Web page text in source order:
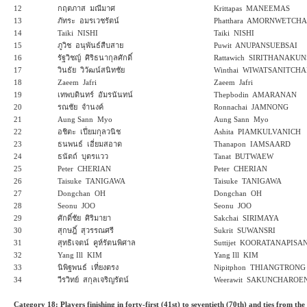
12 กฤตภาส มณีมาศ
Krittapas MANEEMAS
13
ภัทระ อมรเวชรัตน์
Phatthara
14
Taiki NISHI
Taiki NISHI
15
ภูวิช อนุพันธ์สืบสาย
Puwit ANUPANSUEBSAI
16
รัฐวิชญ์ ศิริธนากุลศักดิ์
Rattawich
17
วินธัย วิวัฒน์สนิทชัย
Winthai
18
Zaeem Jafri
Zaeem Jafri
19
เทพบดินทร์ อัมรนันทน์
Thepbodin AMARANAN
20
รณชัย จำนงค์
Ronnachai JAMNONG
21
Aung Sann Myo
Aung Sann Myo
22
อชิตะ เปี่ยมกุลวนิช
Ashita PIAMKULVANICH
23
ธนพนธ์ เอี่ยมสอาด
Thanapon IAMSAARD
24
ธนัตถ์ บุตรแวว
Tanat BUTWAEW
25
Peter CHERIAN
Peter CHERIAN
26
Taisuke TANIGAWA
Taisuke TANIGAWA
27
Dongchan OH
Dongchan OH
28
Seonu JOO
Seonu JOO
29
ศักดิ์ชัย ศิริมายา
Sakchai SIRIMAYA
30
สุกษฎิ์ สุวรรณศรี
Sukrit SUWANSRI
31
สุทธิเจตน์ คูห์รัตนพิศาล
Suttijet
32
Yang Ill KIM
Yang Ill KIM
33
นิพิฐพนธ์ เที่ยงตรง
Nipitphon THIANGTRONG
34
วีรวิทย์ สกุลเจริญรัตน์ Weerawit
Category 18: Players finishing in forty-first (41st) to seventieth (70th) and ties from